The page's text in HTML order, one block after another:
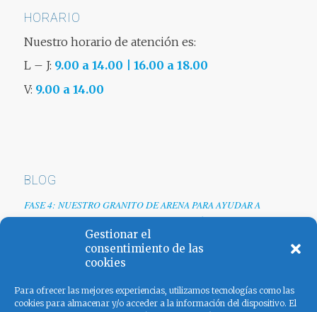
Gestionar el
consentimiento de las
cookies
Para ofrecer las mejores experiencias, utilizamos tecnologías como las
cookies para almacenar y/o acceder a la información del dispositivo. El
HORARIO
Nuestro horario de atención es:
L – J: 9.00 a 14.00 | 16.00 a 18.00
V: 9.00 a 14.00
BLOG
FASE 4: NUESTRO GRANITO DE ARENA PARA AYUDAR A
EMPRESAS TRAS LA CRISIS DEL COVID-19
Renovamos web